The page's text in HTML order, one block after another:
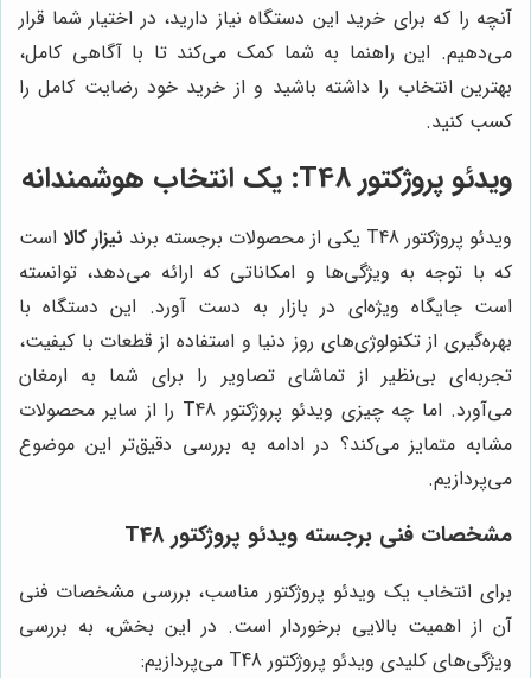
آنچه را که برای خرید این دستگاه نیاز دارید، در اختیار شما قرار
می‌دهیم. این راهنما به شما کمک می‌کند تا با آگاهی کامل،
بهترین انتخاب را داشته باشید و از خرید خود رضایت کامل را
کسب کنید.
ویدئو پروژکتور T48: یک انتخاب هوشمندانه
ویدئو پروژکتور T48 یکی از محصولات برجسته برند نیزار کالا است
که با توجه به ویژگی‌ها و امکاناتی که ارائه می‌دهد، توانسته
است جایگاه ویژه‌ای در بازار به دست آورد. این دستگاه با
بهره‌گیری از تکنولوژی‌های روز دنیا و استفاده از قطعات با کیفیت،
تجربه‌ای بی‌نظیر از تماشای تصاویر را برای شما به ارمغان
می‌آورد. اما چه چیزی ویدئو پروژکتور T48 را از سایر محصولات
مشابه متمایز می‌کند؟ در ادامه به بررسی دقیق‌تر این موضوع
می‌پردازیم.
مشخصات فنی برجسته ویدئو پروژکتور T48
برای انتخاب یک ویدئو پروژکتور مناسب، بررسی مشخصات فنی
آن از اهمیت بالایی برخوردار است. در این بخش، به بررسی
ویژگی‌های کلیدی ویدئو پروژکتور T48 می‌پردازیم: